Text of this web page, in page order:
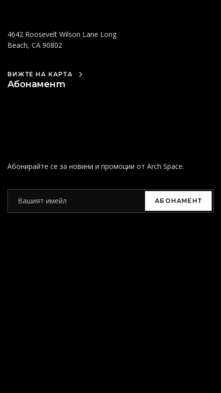
4642 Roosevelt Wilson Lane Long
Beach, CA 90802
ВИЖТЕ НА КАРТА
Абонамент
Абонирайте се за новини и промоции от Arch Space.